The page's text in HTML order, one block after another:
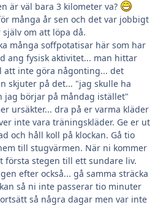
är väl bara 3 kilometer va?
många år sen och det var jobbigt
om att löpa då.
många soffpotatisar här som har
ang fysisk aktivitet... man hittar
inte göra någonting... det
skjuter på det... "jag skulle ha
jag börjar på måndag istället"
ursäkter... dra på er varma kläder
inte vara träningskläder. Ge er ut
och håll koll på klockan. Gå tio
till stugvärmen. När ni kommer
första stegen till ett sundare liv.
efter också... gå samma sträcka
så ni inte passerar tio minuter
så några dagar men var inte